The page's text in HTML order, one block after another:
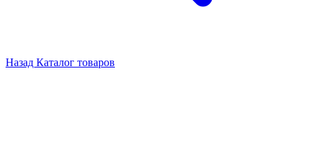
Назад Каталог товаров